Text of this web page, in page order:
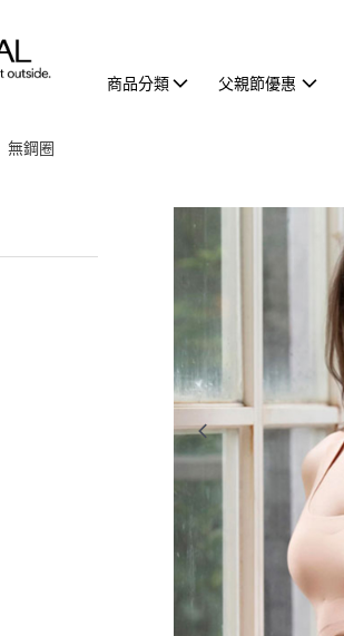
商品分類 父親節優惠
▍無鋼圈